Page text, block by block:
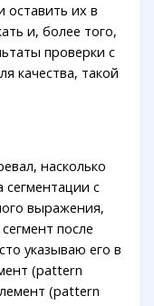
оставить их в
и, более того,
проверки с
качества, такой
насколько
сегментации с
выражения,
после
указываю его в
(pattern
(pattern